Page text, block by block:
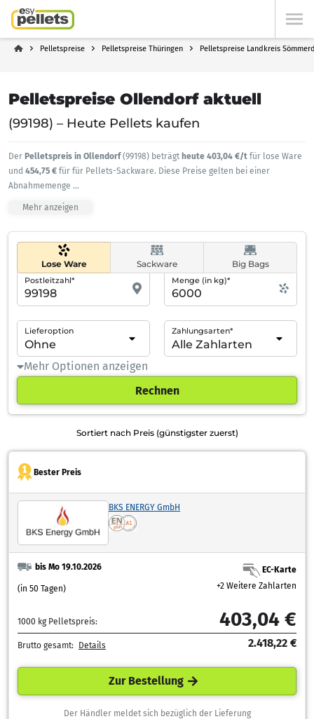
Pelletspreise Pelletspreise Thüringen Pelletspreise Landkreis
Pelletspreise Ollendorf aktuell
(99198) – Heute Pellets kaufen
Der Pelletspreis in Ollendorf(99198) beträgt heute 403,04 €/t für lose Ware
und 454,75 € für für Pellets-Sackware. Diese Preise gelten bei einer
Abnahmemenge ...
Mehr anzeigen
Lose Ware Sackware Big Bags
Postleitzahl* Menge (in kg)*
Lieferoption Zahlungsarten*
Mehr Optionen anzeigen
Rechnen
Sortiert nach Preis (günstigster zuerst)
Bester Preis
BKS ENERGY GmbH
bis Mo 19.10.2026
(in 50 Tagen)
EC-Karte
+2 Weitere Zahlarten
1000 kg Pelletspreis: 403,04 €
Brutto gesamt: Details 2.418,22 €
Zur Bestellung
Der Händler meldet sich bezüglich der Lieferung